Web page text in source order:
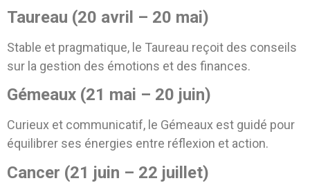
Taureau (20 avril – 20 mai)
Stable et pragmatique, le Taureau reçoit des conseils
sur la gestion des émotions et des finances.
Gémeaux (21 mai – 20 juin)
Curieux et communicatif, le Gémeaux est guidé pour
équilibrer ses énergies entre réflexion et action.
Cancer (21 juin – 22 juillet)